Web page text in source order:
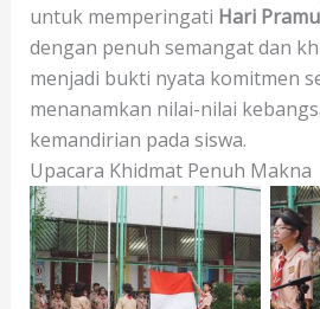
untuk memperingati Hari
dengan penuh semangat dan
menjadi bukti nyata komitmen
menanamkan nilai-nilai
kemandirian pada siswa.
Upacara Khidmat Penuh Makna
Tanpa Keterangan